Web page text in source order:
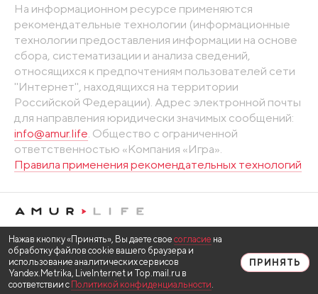
На информационном ресурсе применяются
рекомендательные технологии (информационные
технологии предоставления информации на основе
сбора, систематизации и анализа сведений,
относящихся к предпочтениям пользователей сети
"Интернет", находящихся на территории
Российской Федерации). Адрес электронной почты
для направления юридически значимых сообщений:
info@amur.life . Общество с ограниченной
ответственностью «Компания «Игра».
Правила применения рекомендательных технологий
Нажав кнопку «Принять», Вы даете свое согласие на
обработку файлов cookie вашего браузера и
использование аналитических сервисов
Yandex.Metrika, LiveInternet и Top.mail.ru в
соответствии с Политикой конфиденциальности.
ПРИНЯТЬ